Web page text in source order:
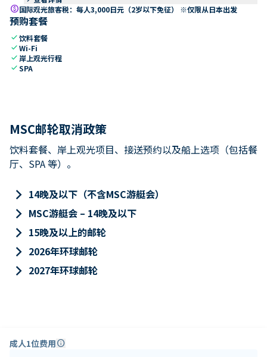
paid国际观光旅客税：每人3,000日元（2岁以下免征） ※仅限从日本出发
预购套餐
check饮料套餐
checkWi-Fi
check 岸上观光行程
checkSPA
MSC邮轮取消政策
饮料套餐、岸上观光项目、接送预约以及船上选项（包括餐
厅、SPA 等）。
keyboard_arrow_right 14晚及以下（不含MSC游艇会）
keyboard_arrow_right MSC游艇会 – 14晚及以下
keyboard_arrow_right 15晚及以上的邮轮
keyboard_arrow_right 2026年环球邮轮
keyboard_arrow_right 2027年环球邮轮
成人1位费用info